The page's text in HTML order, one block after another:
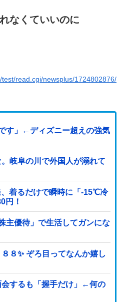
なくていいのに
read.cgi/newsplus/1724802876/
す」←ディズニー超えの強気
岐阜の川で外国人が溺れて
、着るだけで瞬時に「-15℃冷
円！
主優待」で生活してガンにな
８✨ ぞろ目ってなんか嬉し
するも「握手だけ」←何の